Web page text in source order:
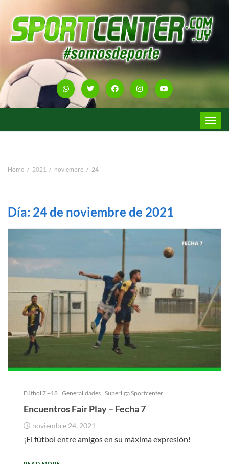
Toggle
Home 2021 noviembre 24
Día: 24 de noviembre de 2021
Fútbol 7 +18 Generalidades Superliga Sportcenter
Encuentros Fair Play – Fecha 7
noviembre 24, 2021
¡El fútbol entre amigos en su máxima expresión!